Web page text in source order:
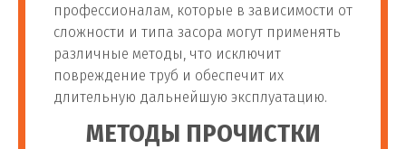
профессионалам, которые в зависимости от
сложности и типа засора могут применять
различные методы, что исключит
повреждение труб и обеспечит их
длительную дальнейшую эксплуатацию.
МЕТОДЫ ПРОЧИСТКИ